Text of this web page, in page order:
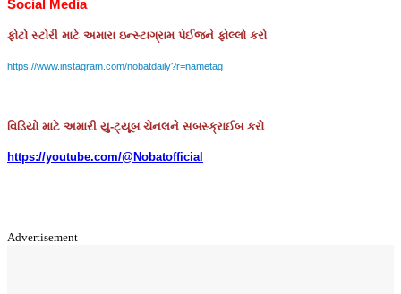
Social Media
ફોટો સ્ટોરી માટે અમારા ઇન્સ્ટાગ્રામ પેઈજને ફોલ્લો કરો
https://www.instagram.com/nobatdaily?r=nametag
વિડિયો માટે અમારી યુ-ટ્યૂબ ચેનલને સબસ્ક્રાઈબ કરો
https://youtube.com/@Nobatofficial
Advertisement